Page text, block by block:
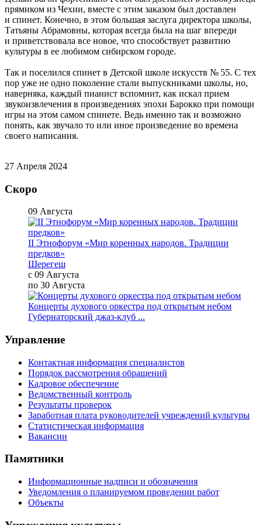
прямиком из Чехии, вместе с этим заказом был доставлен
и спинет. Конечно, в этом большая заслуга директора школы,
Татьяны Абрамовны, которая всегда была на шаг впереди
и приветствовала все новое, что способствует развитию
культуры в ее любимом сибирском городе.
Так и поселился спинет в Детской школе искусств № 55. С тех
пор уже не одно поколение стали выпускниками школы, но,
наверняка, каждый пианист вспомнит, как искал прием
звукоизвлечения в произведениях эпохи Барокко при помощи
игры на этом самом спинете. Ведь именно так и возможно
понять, как звучало то или иное произведение во времена
своего написания.
27 Апреля 2024
Скоро
09 Августа
II Этнофорум «Мир коренных народов. Традиции
предков»
Шерегеш
с 09 Августа
по 30 Августа
Концерты духового оркестра под открытым небом
Губернаторский джаз-клуб ...
Управление
Контактная информация специалистов
Порядок рассмотрения обращений
Кадровое обеспечение
Ведомственный контроль
Результаты проверок
Заработная плата руководителей учреждений культуры
Статистическая информация
Вакансии
Памятники
Информационные надписи и обозначения
Уведомления о планируемом проведении работ
Объекты